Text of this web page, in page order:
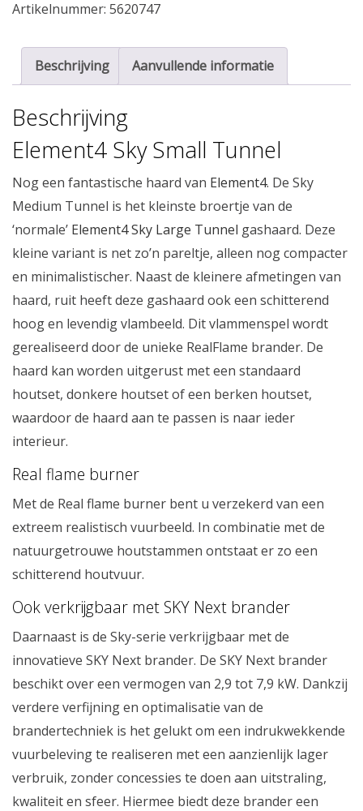
Artikelnummer: 5620747
Beschrijving Aanvullende informatie
Beschrijving
Element4 Sky Small Tunnel
Nog een fantastische haard van Element4. De Sky
Medium Tunnel is het kleinste broertje van de
‘normale’ Element4 Sky Large Tunnel gashaard. Deze
kleine variant is net zo’n pareltje, alleen nog compacter
en minimalistischer. Naast de kleinere afmetingen van
haard, ruit heeft deze gashaard ook een schitterend
hoog en levendig vlambeeld. Dit vlammenspel wordt
gerealiseerd door de unieke RealFlame brander. De
haard kan worden uitgerust met een standaard
houtset, donkere houtset of een berken houtset,
waardoor de haard aan te passen is naar ieder
interieur.
Real flame burner
Met de Real flame burner bent u verzekerd van een
extreem realistisch vuurbeeld. In combinatie met de
natuurgetrouwe houtstammen ontstaat er zo een
schitterend houtvuur.
Ook verkrijgbaar met SKY Next brander
Daarnaast is de Sky-serie verkrijgbaar met de
innovatieve SKY Next brander. De SKY Next brander
beschikt over een vermogen van 2,9 tot 7,9 kW. Dankzij
verdere verfijning en optimalisatie van de
brandertechniek is het gelukt om een indrukwekkende
vuurbeleving te realiseren met een aanzienlijk lager
verbruik, zonder concessies te doen aan uitstraling,
kwaliteit en sfeer. Hiermee biedt deze brander een